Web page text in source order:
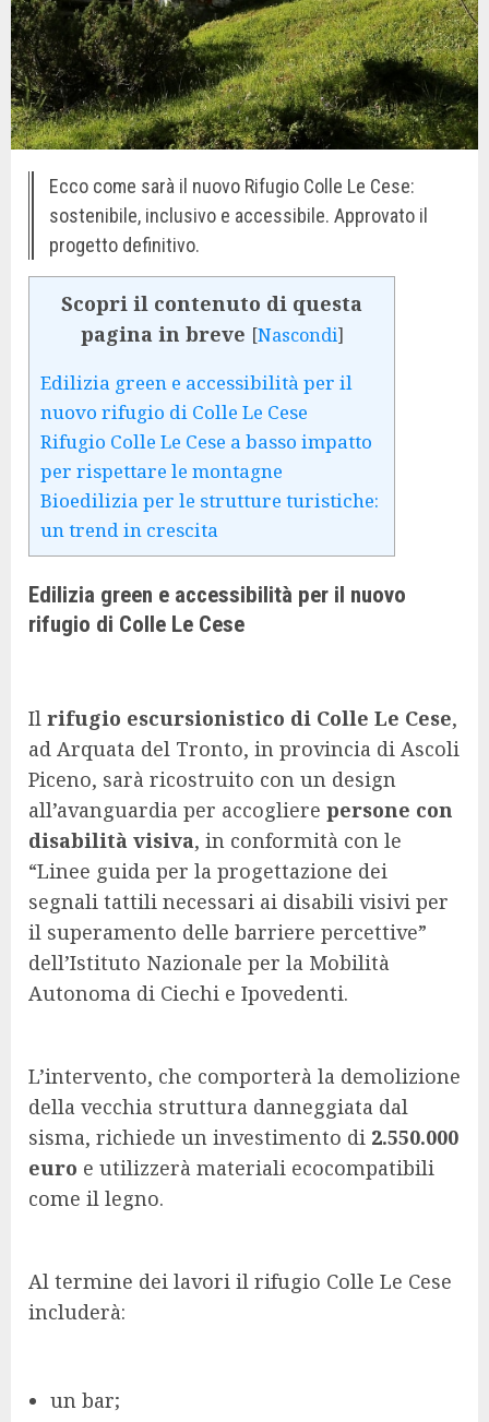
Ecco come sarà il nuovo Rifugio Colle Le Cese:
sostenibile, inclusivo e accessibile. Approvato il
progetto definitivo.
Scopri il contenuto di questa
pagina in breve [Nascondi]
Edilizia green e accessibilità per il
nuovo rifugio di Colle Le Cese
Rifugio Colle Le Cese a basso impatto
per rispettare le montagne
Bioedilizia per le strutture turistiche:
un trend in crescita
Edilizia green e accessibilità per il nuovo
rifugio di Colle Le Cese
Il rifugio escursionistico di Colle Le Cese,
ad Arquata del Tronto, in provincia di Ascoli
Piceno, sarà ricostruito con un design
all’avanguardia per accogliere persone con
disabilità visiva, in conformità con le
“Linee guida per la progettazione dei
segnali tattili necessari ai disabili visivi per
il superamento delle barriere percettive”
dell’Istituto Nazionale per la Mobilità
Autonoma di Ciechi e Ipovedenti.
L’intervento, che comporterà la demolizione
della vecchia struttura danneggiata dal
sisma, richiede un investimento di 2.550.000
euro e utilizzerà materiali ecocompatibili
come il legno.
Al termine dei lavori il rifugio Colle Le Cese
includerà:
un bar;